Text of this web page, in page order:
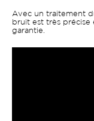
Avec un traitement
bruit est très précise
garantie.